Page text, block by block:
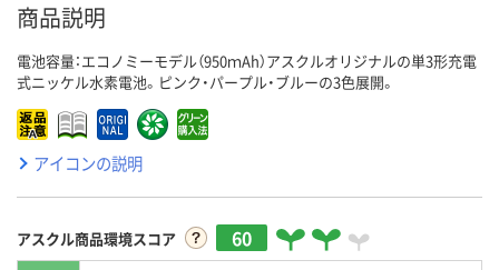
商品説明
電池容量：エコノミーモデル（950ｍAh）アスクルオリジナルの単3形充電
式ニッケル水素電池。ピンク・パープル・ブルーの3色展開。
アイコンの説明
アスクル商品環境スコア 60